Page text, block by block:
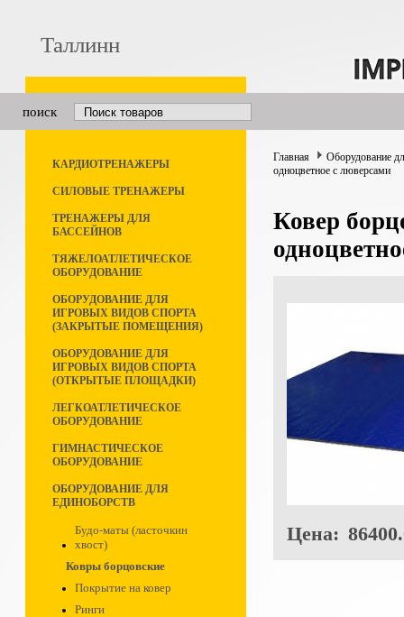
Таллинн
поиск
КАРДИОТРЕНАЖЕРЫ
СИЛОВЫЕ ТРЕНАЖЕРЫ
ТРЕНАЖЕРЫ ДЛЯ
БАССЕЙНОВ
ТЯЖЕЛОАТЛЕТИЧЕСКОЕ
ОБОРУДОВАНИЕ
ОБОРУДОВАНИЕ ДЛЯ
ИГРОВЫХ ВИДОВ СПОРТА
(ЗАКРЫТЫЕ ПОМЕЩЕНИЯ)
ОБОРУДОВАНИЕ ДЛЯ
ИГРОВЫХ ВИДОВ СПОРТА
(ОТКРЫТЫЕ ПЛОЩАДКИ)
ЛЕГКОАТЛЕТИЧЕСКОЕ
ОБОРУДОВАНИЕ
ГИМНАСТИЧЕСКОЕ
ОБОРУДОВАНИЕ
ОБОРУДОВАНИЕ ДЛЯ
ЕДИНОБОРСТВ
Будо-маты (ласточкин
хвост)
Ковры борцовские
Покрытие на ковер
Ринги
Главная
Оборудование
одноцветное с люверсами
Ковер
Цена: